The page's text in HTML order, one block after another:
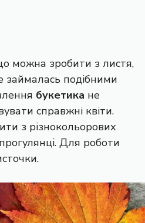
можна зробити з листя,
подібними
букетика не
справжні квіти.
з різнокольорових
Для роботи